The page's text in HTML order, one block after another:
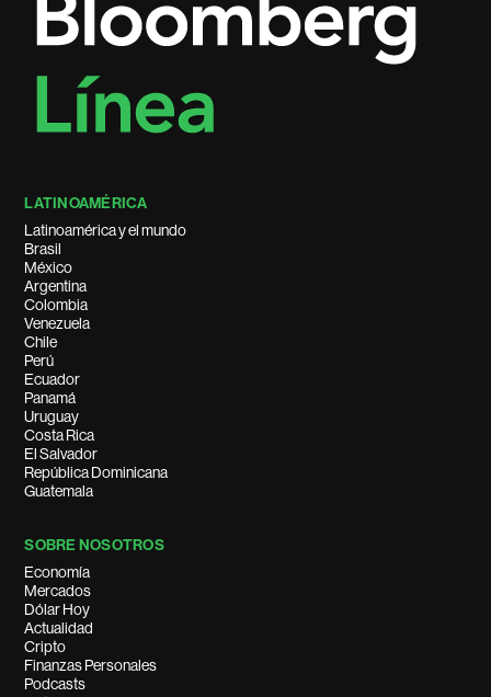
LATINOAMÉRICA
Latinoamérica y el mundo
Brasil
México
Argentina
Colombia
Venezuela
Chile
Perú
Ecuador
Panamá
Uruguay
Costa Rica
El Salvador
República Dominicana
Guatemala
SOBRE NOSOTROS
Economía
Mercados
Dólar Hoy
Actualidad
Cripto
Finanzas Personales
Podcasts